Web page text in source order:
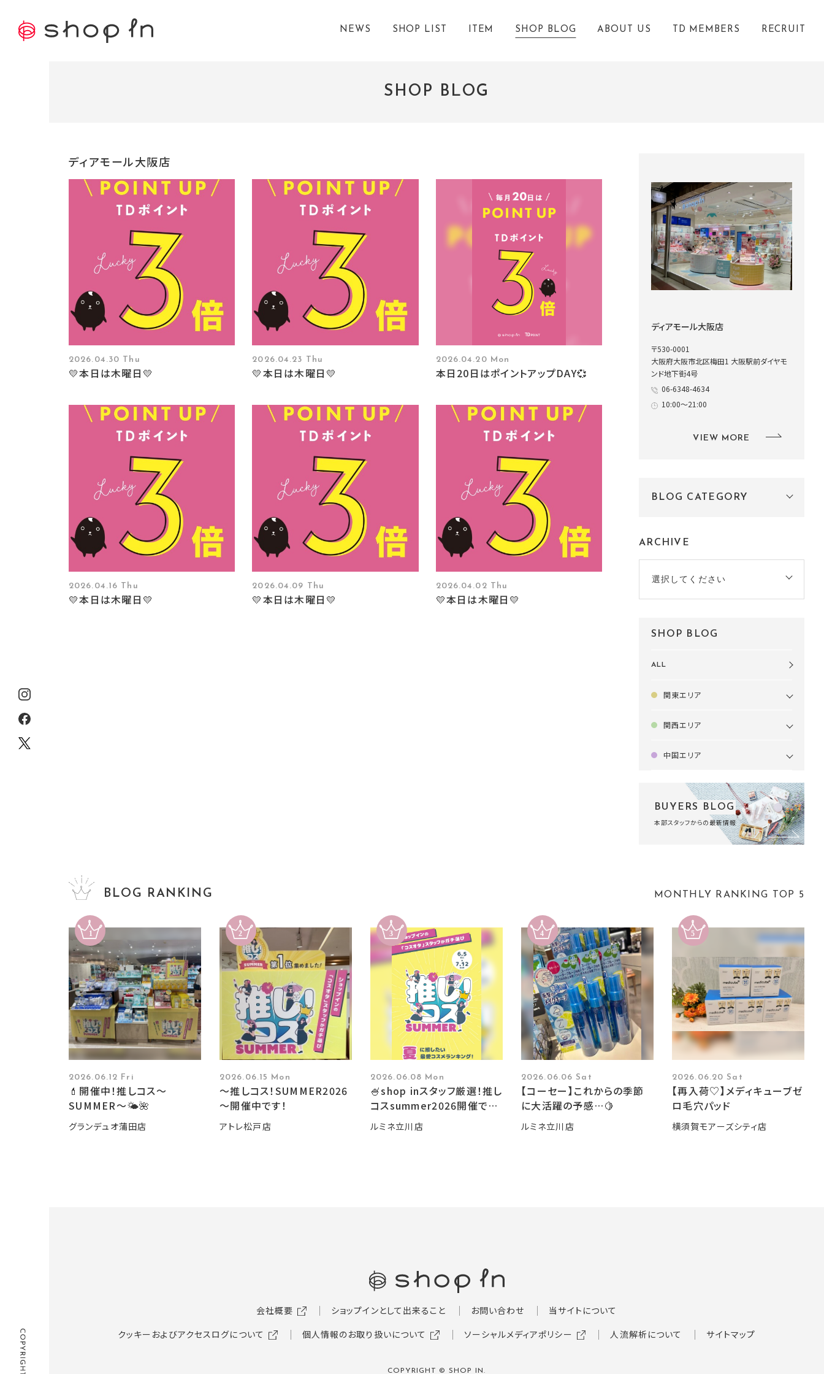
NEWS SHOP LIST ITEM SHOP BLOG ABOUT US TD MEMBERS RECRUIT
SHOP BLOG
ディアモール大阪店
2026.04.30 Thu
💛本日は木曜日💛
2026.04.23 Thu
💛本日は木曜日💛
2026.04.20 Mon
本日20日はポイントアップDAY💞
2026.04.16 Thu
💛本日は木曜日💛
2026.04.09 Thu
💛本日は木曜日💛
2026.04.02 Thu
💛本日は木曜日💛
ディアモール大阪店
〒530-0001
大阪府大阪市北区梅田1 大阪駅前ダイヤモ
ンド地下街4号
06-6348-4634
10:00～21:00
VIEW MORE
BLOG CATEGORY
ARCHIVE
選択してください
SHOP BLOG
ALL
関東エリア
関西エリア
中国エリア
BUYERS BLOG
本部スタッフからの最新情報
BLOG RANKING MONTHLY RANKING TOP 5
2026.06.12 Fri
💄開催中！推しコス〜
SUMMER〜🌤️🌺
グランデュオ蒲田店
2026.06.15 Mon
～推しコス！SUMMER2026
～開催中です！
アトレ松戸店
2026.06.08 Mon
🍧shop inスタッフ厳選！推し
コスsummer2026開催です
🍧
ルミネ立川店
2026.06.06 Sat
【コーセー】これからの季節
に大活躍の予感…🍋
ルミネ立川店
2026.06.20 Sat
【再入荷♡】メディキューブゼ
ロ毛穴パッド
横須賀モアーズシティ店
会社概要 ショップインとして出来ること お問い合わせ
当サイトについて
クッキーおよびアクセスログについて
個人情報のお取り扱いについて ソーシャルメディアポリシー 人流解析について サイトマップ
COPYRIGHT © SHOP IN.